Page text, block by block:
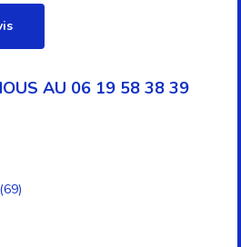
AU 06 19 58 38 39